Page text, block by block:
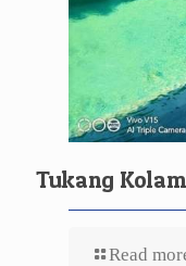
Tukang
Read